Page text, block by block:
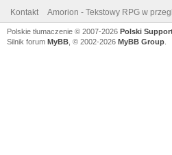
Kontakt Amorion - Tekstowy RPG w
Polskie tłumaczenie © 2007-2026 Polski
Silnik forum MyBB , © 2002-2026 MyBB Group